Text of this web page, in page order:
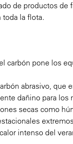
de productos de
toda la flota.
carbón pone los
abrasivo, que
dañino para los
secas como
intenso del